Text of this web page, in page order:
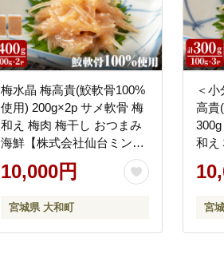
梅水晶 梅高貴(鮫軟骨100%
使用) 200g×2p サメ軟骨 梅
和え 梅肉 梅干し おつまみ
海鮮【株式会社仙台ミンミ
10,000円
宮城県 大和町
＜
高貴
和え
珍
ンミ
宮